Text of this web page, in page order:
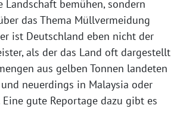
Landschaft bemühen, sondern
das Thema Müllvermeidung
ist Deutschland eben nicht der
als der das Land oft dargestellt
aus gelben Tonnen landeten
neuerdings in Malaysia oder
gute Reportage dazu gibt es